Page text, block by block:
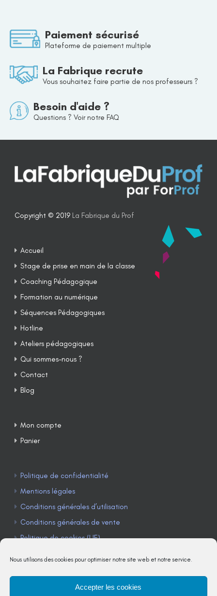
Nous utilisons des cookies pour optimiser notre site web et notre service.
Accepter les cookies
Paiement sécurisé
Plateforme de paiement multiple
La Fabrique recrute
Vous souhaitez faire partie de nos professeurs ?
Besoin d'aide ?
Questions ? Voir notre FAQ
Copyright © 2019 La Fabrique du Prof
Accueil
Stage de prise en main de la classe
Coaching Pédagogique
Formation au numérique
Séquences Pédagogiques
Hotline
Ateliers pédagogiques
Qui sommes-nous ?
Contact
Blog
Mon compte
Panier
Politique de confidentialité
Mentions légales
Conditions générales d’utilisation
Conditions générales de vente
Politique de cookies (UE)